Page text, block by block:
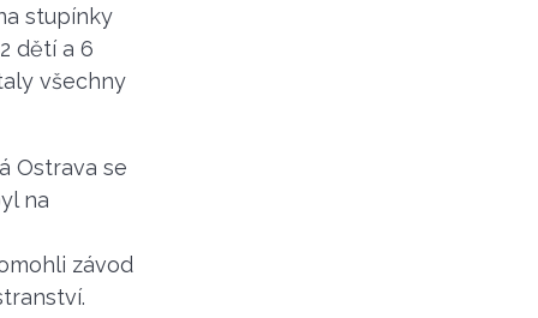
stupínky
dětí a 6
všechny
Ostrava se
na
závod